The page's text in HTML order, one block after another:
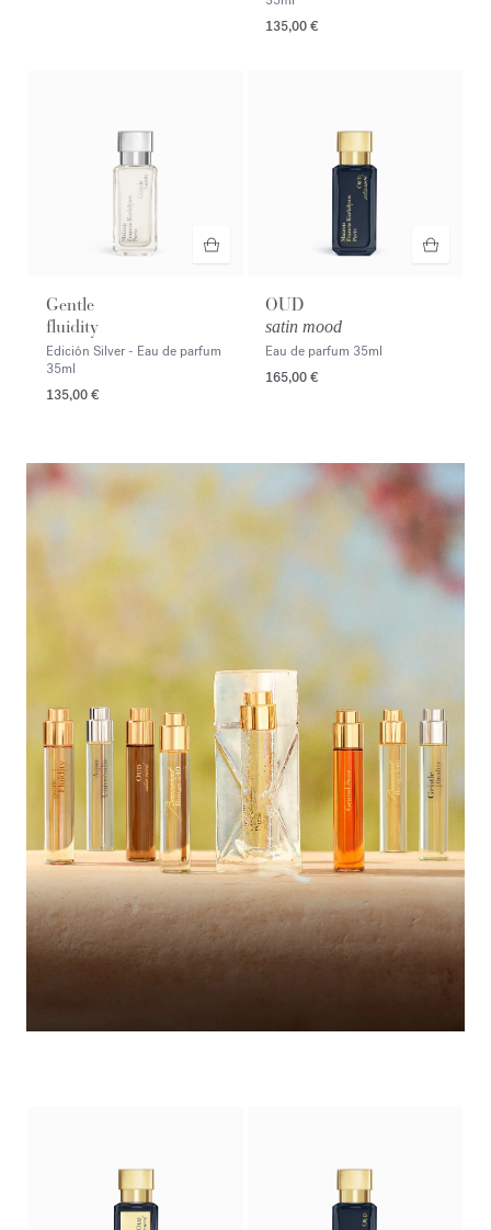
135,00 €
Gentle
fluidity
Edición Silver - Eau de parfum
35ml
135,00 €
OUD
satin mood
Eau de parfum 35ml
165,00 €
<p><span style="color:#ffffff;">Descubrir la selección</span></p>